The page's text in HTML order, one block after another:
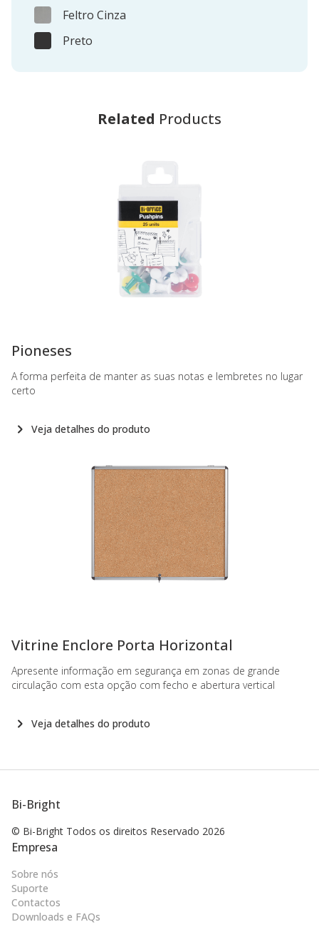
Feltro Cinza
Preto
Related Products
Pioneses
A forma perfeita de manter as suas notas e lembretes no lugar
certo
Veja detalhes do produto
Vitrine Enclore Porta Horizontal
Apresente informação em segurança em zonas de grande
circulação com esta opção com fecho e abertura vertical
Veja detalhes do produto
Bi-Bright
© Bi-Bright Todos os direitos Reservado 2026
Empresa
Sobre nós
Suporte
Contactos
Downloads e FAQs